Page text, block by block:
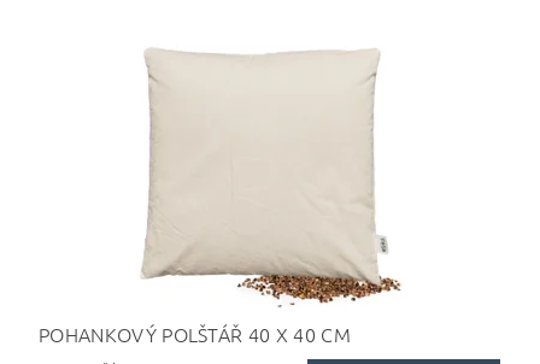
POHANKOVÝ POLŠTÁŘ 40 X 40 CM